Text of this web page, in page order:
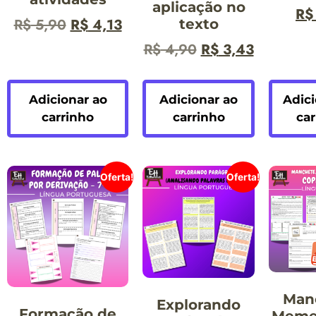
R$5,90 R$4,13
Adicionar ao
carrinho
aplicação no
texto
R$4,90 R$3,43
Adicionar ao
carrinho
R$
Oferta! Oferta!
Explorando